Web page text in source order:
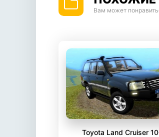
Вам может
Toyota Land Cruiser